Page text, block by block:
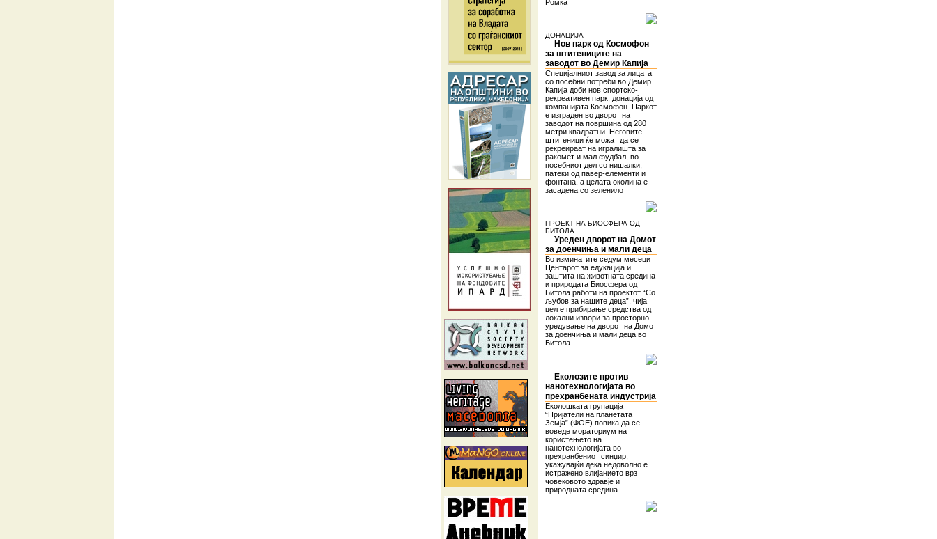
Ромка
ДОНАЦИЈА
Нов парк од Космофон
за штитениците на
заводот во Демир Капија
Специјалниот завод за лицата
со посебни потреби во Демир
Капија доби нов спортско-
рекреативен парк, донација од
компанијата Космофон. Паркот
е изграден во дворот на
заводот на површина од 280
метри квадратни. Неговите
штитеници ќе можат да се
рекреираат на игралишта за
ракомет и мал фудбал, во
посебниот дел со нишалки,
патеки од павер-елементи и
фонтана, а целата околина е
засадена со зеленило
ПРОЕКТ НА БИОСФЕРА ОД
БИТОЛА
Уреден дворот на Домот
за доенчиња и мали деца
Во изминатите седум месеци
Центарот за едукација и
заштита на животната средина
и природата Биосфера од
Битола работи на проектот “Со
љубов за нашите деца”, чија
цел е прибирање средства од
локални извори за просторно
уредување на дворот на Домот
за доенчиња и мали деца во
Битола
Еколозите против
нанотехнологијата во
прехранбената индустрија
Еколошката групација
“Пријатели на планетата
Земја” (ФОЕ) повика да се
воведе мораториум на
користењето на
нанотехнологијата во
прехранбениот синџир,
укажувајќи дека недоволно е
истражено влијанието врз
човековото здравје и
природната средина